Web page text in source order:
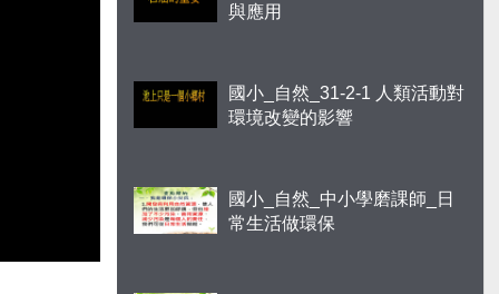
與應用
國小_自然_31-2-1 人類活動對
環境改變的影響
國小_自然_中小學磨課師_日
常生活做環保